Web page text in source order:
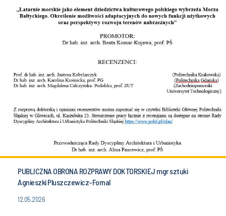
PUBLICZNA OBRONA ROZPRAWY DOKTORSKIEJ mgr sztuki
Agnieszki Pluszczewicz-Fornal
12.05.2026